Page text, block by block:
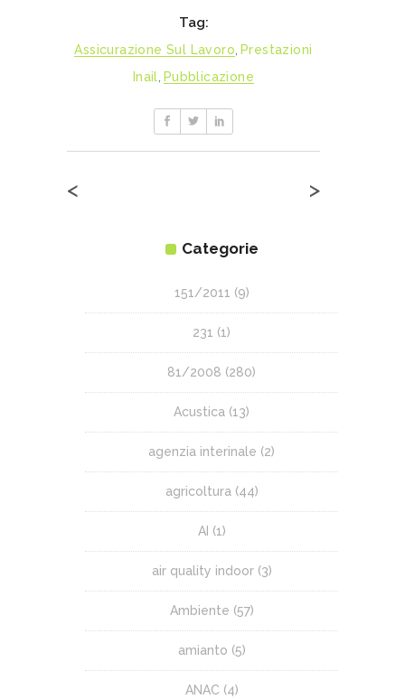
Tag:
Assicurazione Sul Lavoro Prestazioni
Inail Pubblicazione
< >
Categorie
151/2011 (9)
231 (1)
81/2008 (280)
Acustica (13)
agenzia interinale (2)
agricoltura (44)
AI (1)
air quality indoor(3)
Ambiente (57)
amianto (5)
ANAC (4)